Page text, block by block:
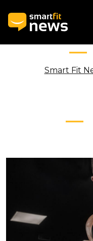
Smart Fit